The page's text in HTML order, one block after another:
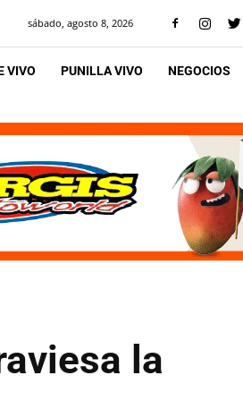
sábado, agosto 8, 2026
VIVO PUNILLA VIVO NEGOCIOS
la